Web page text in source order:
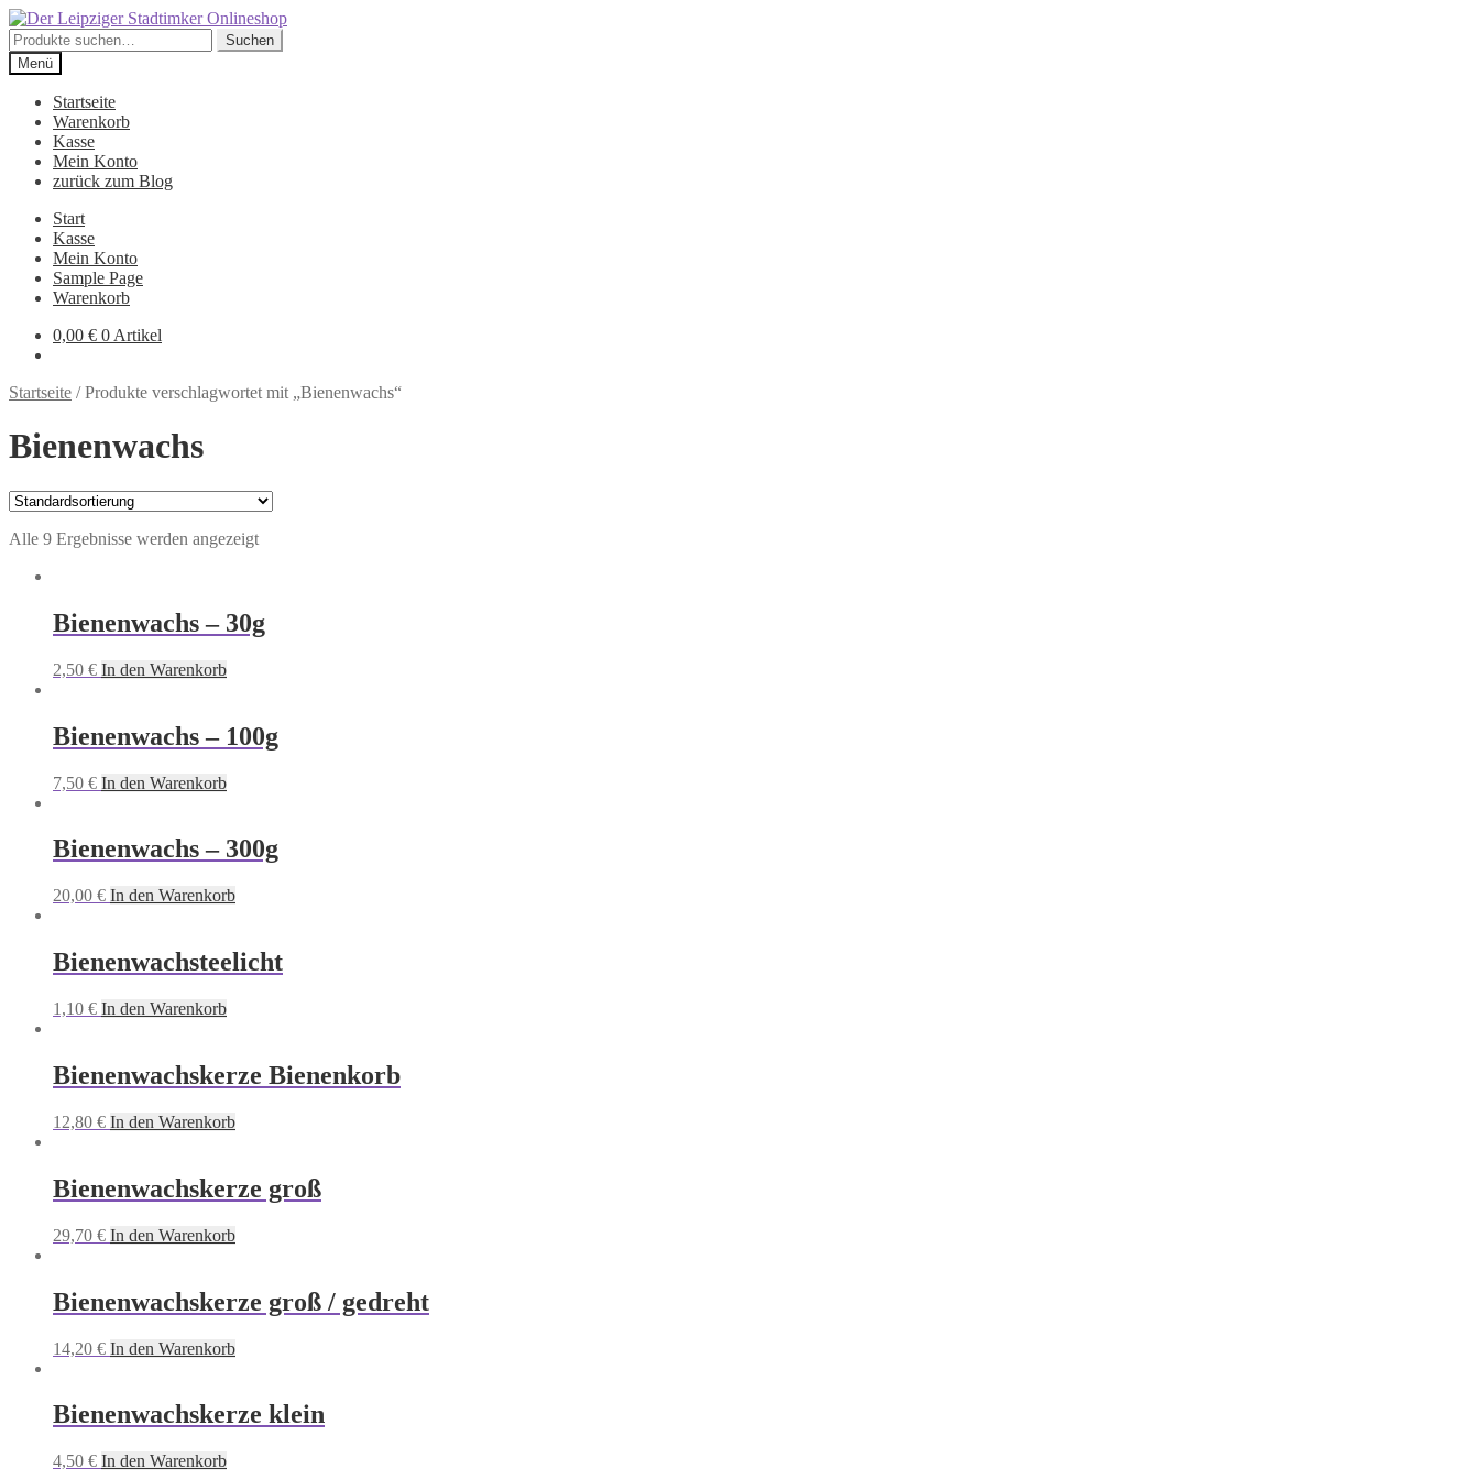
Zur
Navigation
springen
Zum
Inhalt
springen
Suche
nach:
Suchen
Menü
Startseite
Warenkorb
Kasse
Mein Konto
zurück zum Blog
Start
Kasse
Mein Konto
Sample Page
Warenkorb
0,00 € 0 Artikel
Startseite /Produkte verschlagwortet mit „Bienenwachs“
Bienenwachs
Alle 9 Ergebnisse werden angezeigt
Bienenwachs – 30g
2,50 € In den Warenkorb
Bienenwachs – 100g
7,50 € In den Warenkorb
Bienenwachs – 300g
20,00 € In den Warenkorb
Bienenwachsteelicht
1,10 € In den Warenkorb
Bienenwachskerze Bienenkorb
12,80 € In den Warenkorb
Bienenwachskerze groß
29,70 € In den Warenkorb
Bienenwachskerze groß / gedreht
14,20 € In den Warenkorb
Bienenwachskerze klein
4,50 € In den Warenkorb